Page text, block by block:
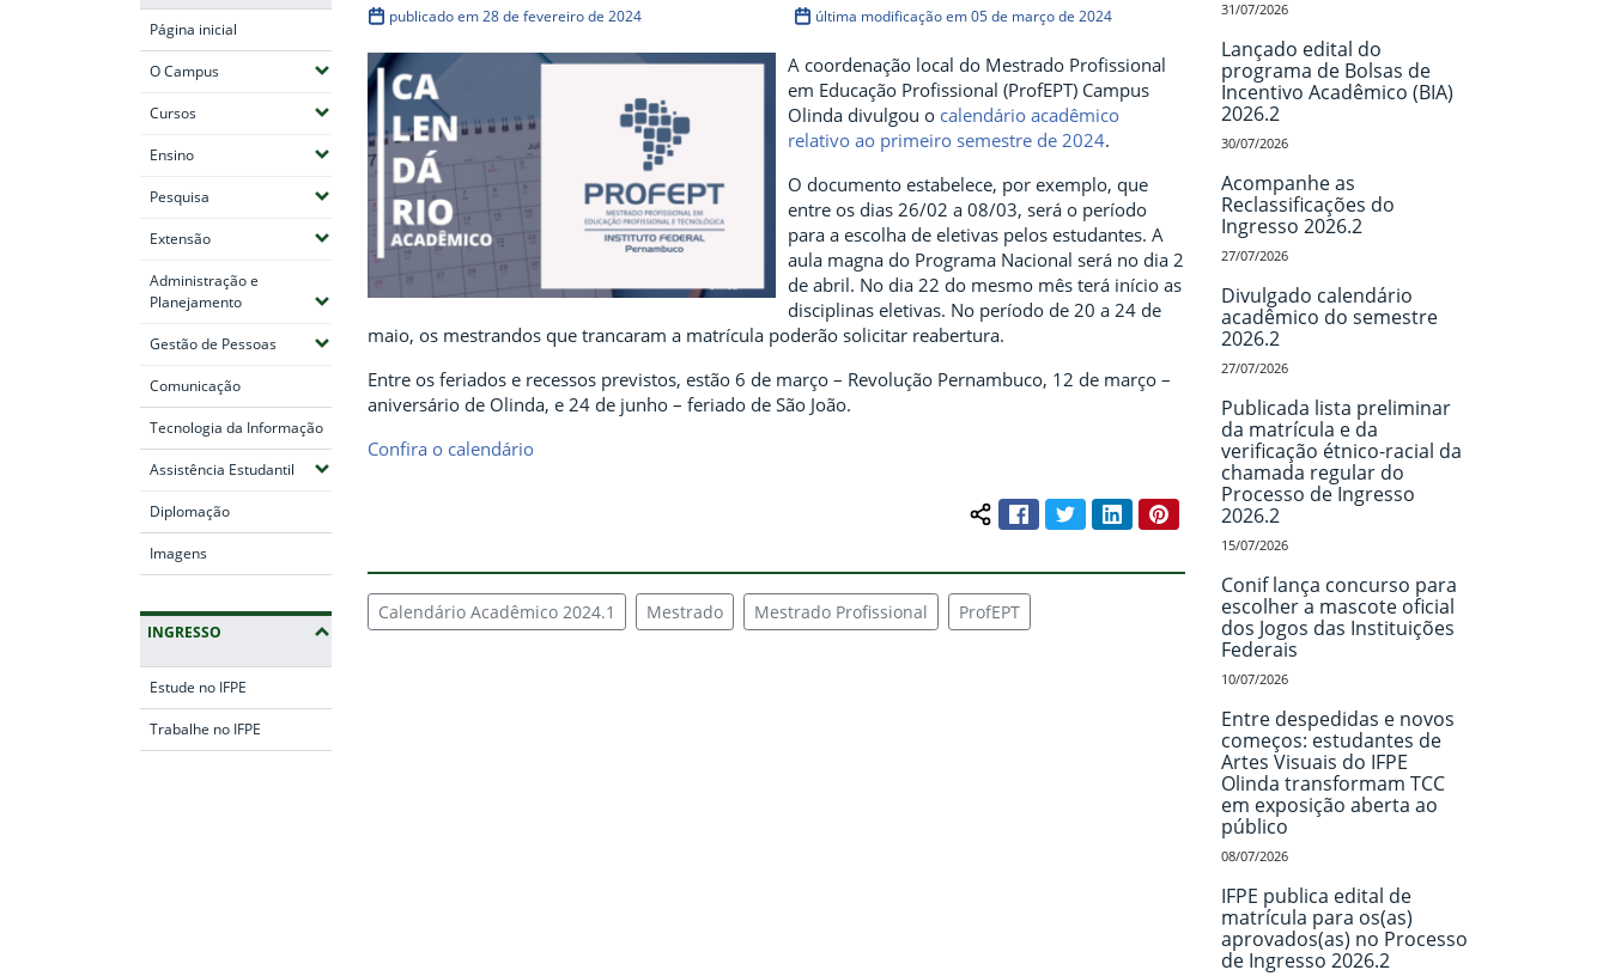
Página inicial
O Campus(Expandir submenus)
Cursos(Expandir submenus)
Ensino(Expandir submenus)
Pesquisa (Expandir submenus)
Extensão(Expandir submenus)
Administração e
Planejamento(Expandir submenus)
Gestão de Pessoas(Expandir submenus)
Comunicação
Tecnologia da Informação
Assistência Estudantil (Expandir submenus)
Diplomação
Imagens
INGRESSO
Estude no IFPE
Trabalhe no IFPE
publicado em 28 de fevereiro de 2024 última modificação em 05 de março de 2024
A coordenação local do Mestrado Profissional
em Educação Profissional (ProfEPT) Campus
Olinda divulgou o calendário acadêmico
relativo ao primeiro semestre de 2024.
O documento estabelece, por exemplo, que
entre os dias 26/02 a 08/03, será o período
para a escolha de eletivas pelos estudantes. A
aula magna do Programa Nacional será no dia 2
de abril. No dia 22 do mesmo mês terá início as
disciplinas eletivas. No período de 20 a 24 de
maio, os mestrandos que trancaram a matrícula poderão solicitar reabertura.
Entre os feriados e recessos previstos, estão 6 de março – Revolução Pernambuco, 12 de março –
aniversário de Olinda, e 24 de junho – feriado de São João.
Confira o calendário
Compartilhar conteúdo:
FacebookTwitterLinkedInPinterest
Calendário Acadêmico 2024.1 Mestrado Mestrado Profissional ProfEPT
31/07/2026
Lançado edital do
programa de Bolsas de
Incentivo Acadêmico (BIA)
2026.2
30/07/2026
Acompanhe as
Reclassificações do
Ingresso 2026.2
27/07/2026
Divulgado calendário
acadêmico do semestre
2026.2
27/07/2026
Publicada lista preliminar
da matrícula e da
verificação étnico-racial da
chamada regular do
Processo de Ingresso
2026.2
15/07/2026
Conif lança concurso para
escolher a mascote oficial
dos Jogos das Instituições
Federais
10/07/2026
Entre despedidas e novos
começos: estudantes de
Artes Visuais do IFPE
Olinda transformam TCC
em exposição aberta ao
público
08/07/2026
IFPE publica edital de
matrícula para os(as)
aprovados(as) no Processo
de Ingresso 2026.2